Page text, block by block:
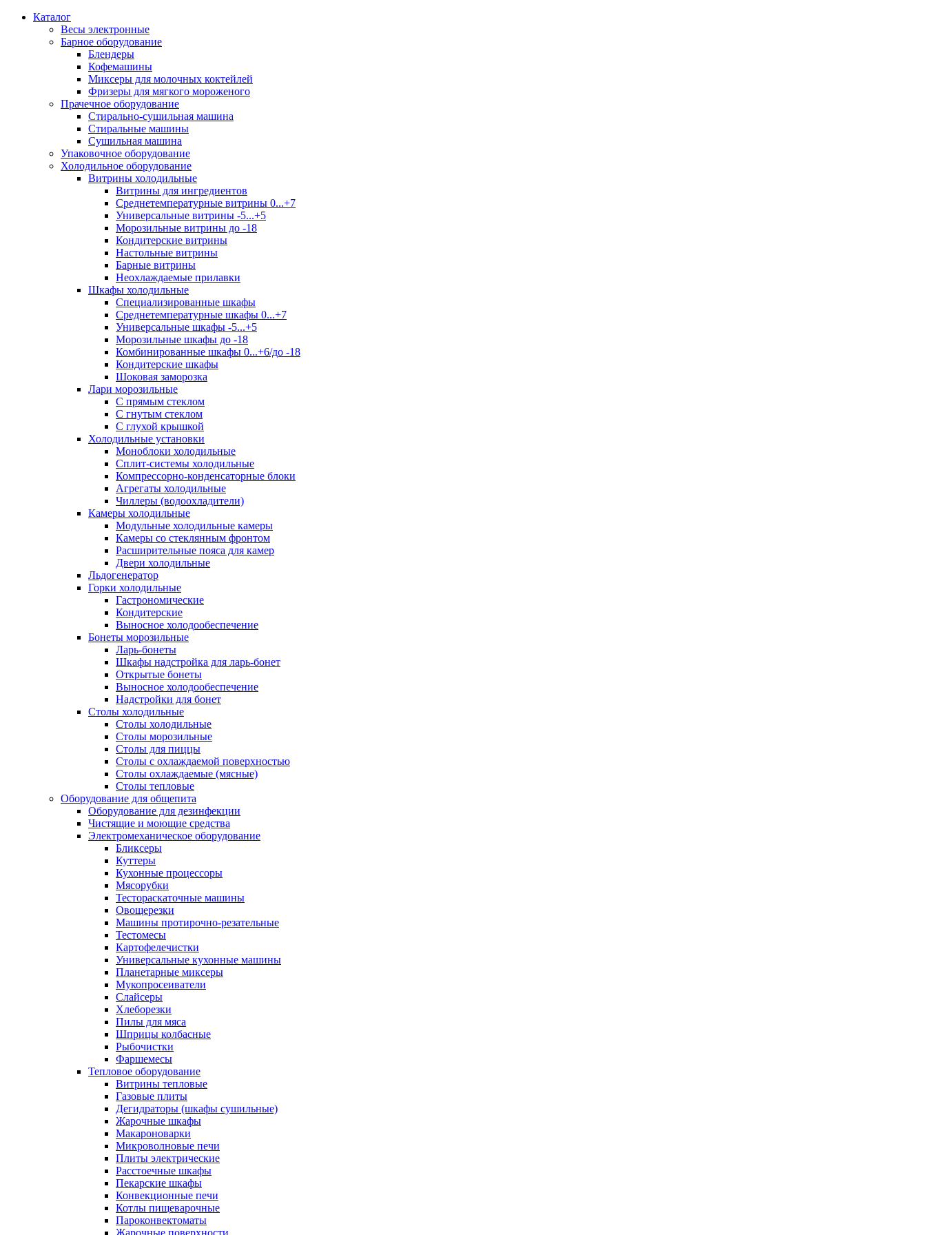
Каталог
Весы электронные
Барное оборудование
Блендеры
Кофемашины
Миксеры для молочных коктейлей
Фризеры для мягкого мороженого
Прачечное оборудование
Стирально-сушильная машина
Стиральные машины
Сушильная машина
Упаковочное оборудование
Холодильное оборудование
Витрины холодильные
Витрины для ингредиентов
Среднетемпературные витрины 0...+7
Универсальные витрины -5...+5
Морозильные витрины до -18
Кондитерские витрины
Настольные витрины
Барные витрины
Неохлаждаемые прилавки
Шкафы холодильные
Cпециализированные шкафы
Среднетемпературные шкафы 0...+7
Универсальные шкафы -5...+5
Морозильные шкафы до -18
Комбинированные шкафы 0...+6/до -18
Кондитерские шкафы
Шоковая заморозка
Лари морозильные
С прямым стеклом
С гнутым стеклом
С глухой крышкой
Холодильные установки
Моноблоки холодильные
Сплит-системы холодильные
Компрессорно-конденсаторные блоки
Агрегаты холодильные
Чиллеры (водоохладители)
Камеры холодильные
Модульные холодильные камеры
Камеры со стеклянным фронтом
Расширительные пояса для камер
Двери холодильные
Льдогенератор
Горки холодильные
Гастрономические
Кондитерские
Выносное холодообеспечение
Бонеты морозильные
Ларь-бонеты
Шкафы надстройка для ларь-бонет
Открытые бонеты
Выносное холодообеспечение
Надстройки для бонет
Столы холодильные
Столы холодильные
Столы морозильные
Столы для пиццы
Столы с охлаждаемой поверхностью
Столы охлаждаемые (мясные)
Столы тепловые
Оборудование для общепита
Оборудование для дезинфекции
Чистящие и моющие средства
Электромеханическое оборудование
Бликсеры
Куттеры
Кухонные процессоры
Мясорубки
Тестораскаточные машины
Овощерезки
Машины протирочно-резательные
Тестомесы
Картофелечистки
Универсальные кухонные машины
Планетарные миксеры
Мукопросеиватели
Слайсеры
Хлеборезки
Пилы для мяса
Шприцы колбасные
Рыбочистки
Фаршемесы
Тепловое оборудование
Витрины тепловые
Газовые плиты
Дегидраторы (шкафы сушильные)
Жарочные шкафы
Макароноварки
Микроволновые печи
Плиты электрические
Расстоечные шкафы
Пекарские шкафы
Конвекционные печи
Котлы пищеварочные
Пароконвектоматы
Жарочные поверхности